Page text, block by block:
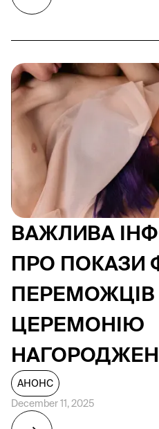
ВАЖЛИВА
ПРО ПОКАЗИ
ПЕРЕМОЖЦІВ
ЦЕРЕМОНІЮ
АНОНС
December 11, 2025